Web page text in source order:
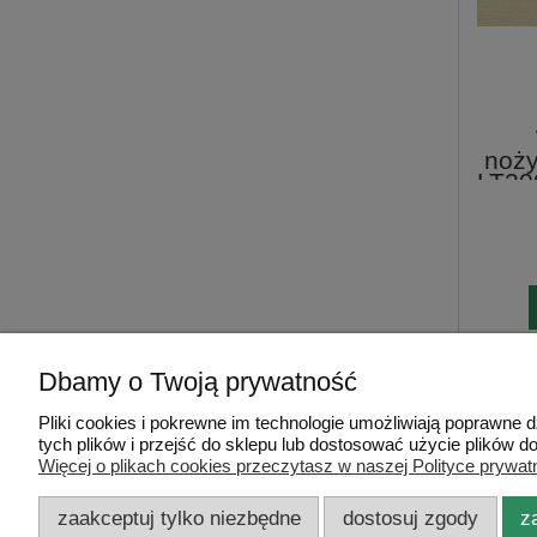
Pomoc
Blog
Dostawa i dostawa
Formy płatności
Dbamy o Twoją prywatność
Pliki cookies i pokrewne im technologie umożliwiają
tych plików i przejść do sklepu lub dostosować użycie plików
Więcej o plikach cookies przeczytasz w naszej Polityce
zaakceptuj tylko niezbędne dostosuj zgody